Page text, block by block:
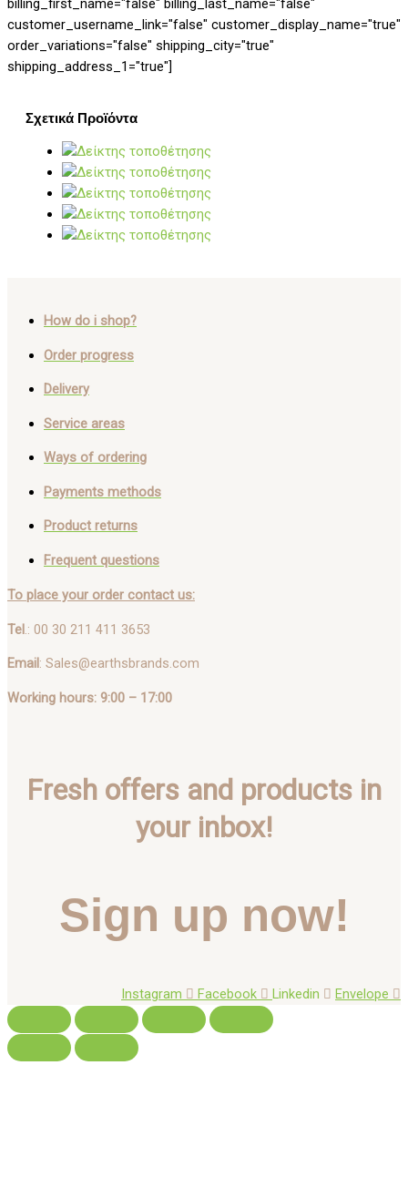
billing_first_name="false" billing_last_name="false"
customer_username_link="false" customer_display_name="true"
order_variations="false" shipping_city="true"
shipping_address_1="true"]
Σχετικά Προϊόντα
How do i shop?
Order progress
Delivery
Service areas
Ways of ordering
Payments methods
Product returns
Frequent questions
To place your order contact us:
Tel .: 00 30 211 411 3653
Email: Sales@earthsbrands.com
Working hours: 9:00 – 17:00
Fresh offers and products in
your inbox!
Sign up now!
Instagram Facebook Linkedin Envelope